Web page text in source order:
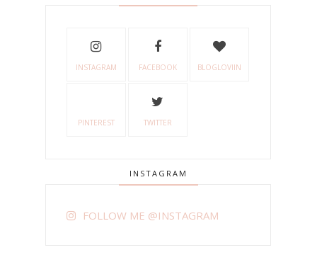
INSTAGRAM FACEBOOK BLOGLOVIIN
PINTEREST TWITTER
INSTAGRAM
FOLLOW ME @INSTAGRAM